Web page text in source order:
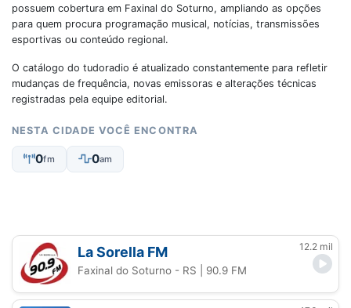
possuem cobertura em Faxinal do Soturno, ampliando as opções
para quem procura programação musical, notícias, transmissões
esportivas ou conteúdo regional.
O catálogo do tudoradio é atualizado constantemente para refletir
mudanças de frequência, novas emissoras e alterações técnicas
registradas pela equipe editorial.
NESTA CIDADE VOCÊ ENCONTRA
0fm 0am
La Sorella FM 12.2 mil
Faxinal do Soturno - RS | 90.9 FM